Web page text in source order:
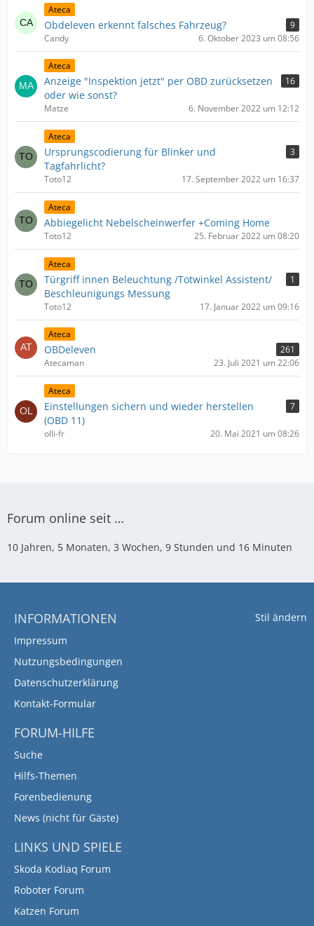
Ateca
Obdeleven erkennt falsches Fahrzeug?
9
Candy
6. Oktober 2023 um 08:56
Ateca
Anzeige "Inspektion jetzt" per OBD zurücksetzen
oder wie sonst?
16
Matze 6. November 2022 um 12:12
Ateca
Ursprungscodierung für Blinker und
Tagfahrlicht?
3
Toto12 17. September 2022 um 16:37
Ateca
Abbiegelicht Nebelscheinwerfer +Coming Home
Toto12 25. Februar 2022 um 08:20
Ateca
Türgriff innen Beleuchtung /Totwinkel Assistent/
Beschleunigungs Messung
1
Toto12 17. Januar 2022 um 09:16
Ateca
OBDeleven
261
Atecaman
23. Juli 2021 um 22:06
Ateca
Einstellungen sichern und wieder herstellen
(OBD 11)
7
olli-fr 20. Mai 2021 um 08:26
Forum online seit …
10 Jahren, 5 Monaten, 3 Wochen, 9 Stunden und 16 Minuten
Stil ändern
INFORMATIONEN
Impressum
Nutzungsbedingungen
Datenschutzerklärung
Kontakt-Formular
FORUM-HILFE
Suche
Hilfs-Themen
Forenbedienung
News (nicht für Gäste)
LINKS UND SPIELE
Skoda Kodiaq Forum
Roboter Forum
Katzen Forum